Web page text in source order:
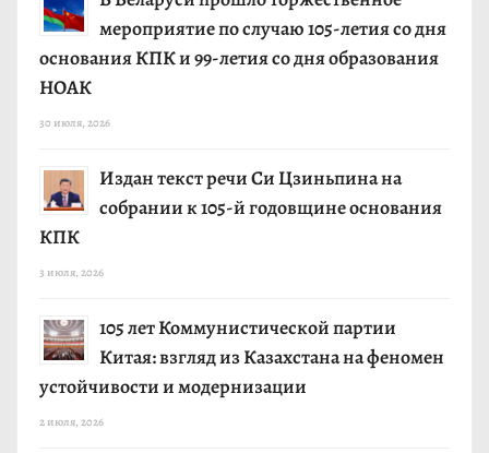
мероприятие по случаю 105-летия со дня
основания КПК и 99-летия со дня образования
НОАК
30 июля, 2026
Издан текст речи Си Цзиньпина на
собрании к 105-й годовщине основания
КПК
3 июля, 2026
105 лет Коммунистической партии
Китая: взгляд из Казахстана на феномен
устойчивости и модернизации
2 июля, 2026